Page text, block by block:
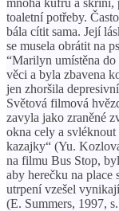
toaletní potřeby.
bála cítit sama. Její
se musela obrátit na
“Marilyn umístěna
věci a byla zbavena
jen zhoršila
Světová filmová
zavyla jako zraněné
okna cely a svléknout
kazajky“ (Yu.
na filmu Bus Stop,
aby herečku na
utrpení vzešel
(E. Summers, 1997,